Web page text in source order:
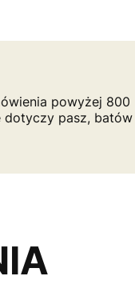
powyżej 800
dotyczy pasz, batów